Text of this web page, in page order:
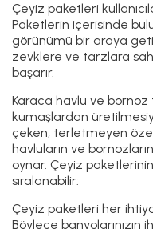
Çeyiz paketleri
Paketlerin içerisinde
görünümü bir araya
zevklere ve tarzlara
başarır.
Karaca havlu ve bornoz
kumaşlardan
çeken, terletmeyen
havluların ve
oynar. Çeyiz
sıralanabilir:
Çeyiz paketleri her
Böylece banyolarınızın